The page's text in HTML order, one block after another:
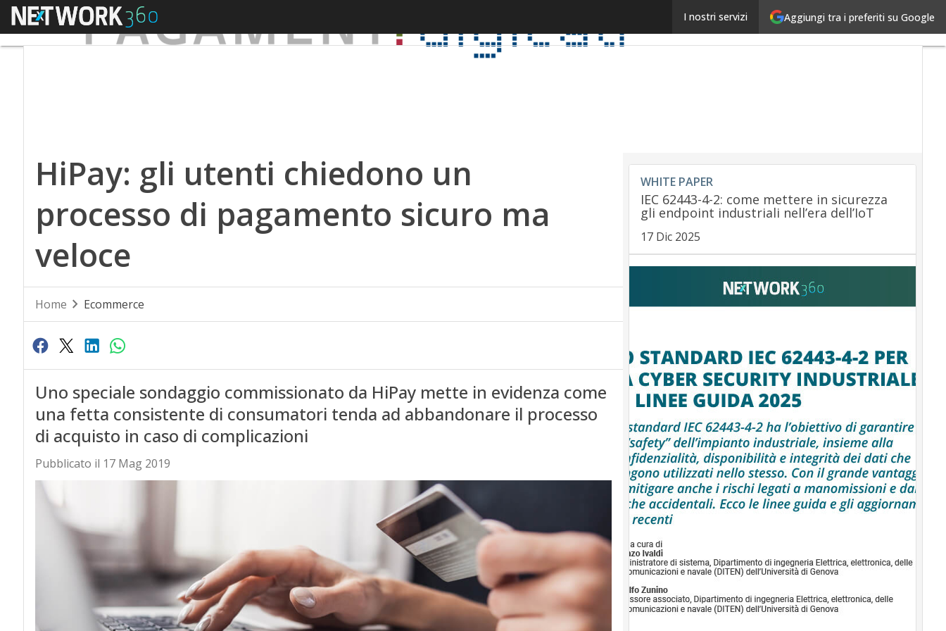
Aggiungi tra i preferiti su Google
I nostri servizi
Menu HiPay: gli utenti chiedono un processo di
HiPay: gli utenti chiedono un
processo di pagamento sicuro ma
veloce
Home Ecommerce
Uno speciale sondaggio commissionato da HiPay mette in evidenza come
una fetta consistente di consumatori tenda ad abbandonare il processo
di acquisto in caso di complicazioni
Pubblicato il 17 Mag 2019
WHITE PAPER
IEC 62443-4-2: come mettere in sicurezza
gli endpoint industriali nell’era dell’IoT
17 Dic 2025